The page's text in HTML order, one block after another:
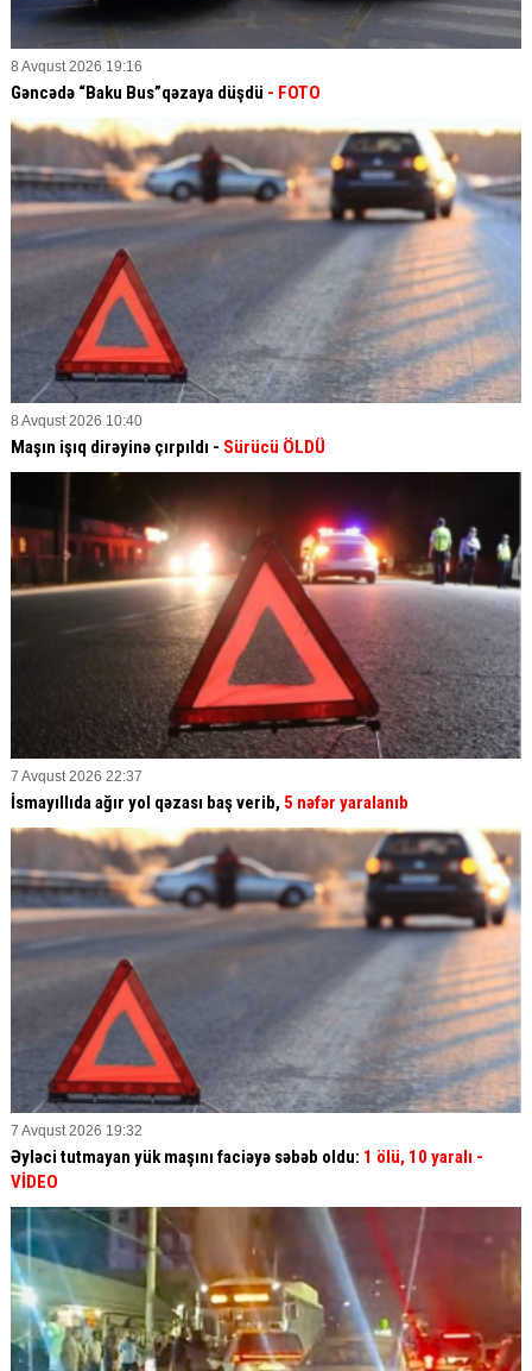
8 Avqust 2026 19:16
Gəncədə “Baku Bus”qəzaya düşdü - FOTO
8 Avqust 2026 10:40
Maşın işıq dirəyinə çırpıldı - Sürücü ÖLDÜ
7 Avqust 2026 22:37
İsmayıllıda ağır yol qəzası baş verib, 5 nəfər yaralanıb
7 Avqust 2026 19:32
Əyləci tutmayan yük maşını faciəyə səbəb oldu: 1 ölü, 10 yaralı -
VİDEO